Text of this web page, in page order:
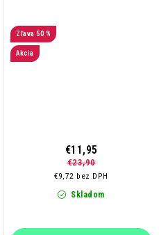
50 %
Akcia
Skladom
€9,72 bez DPH
€11,95
€23,90